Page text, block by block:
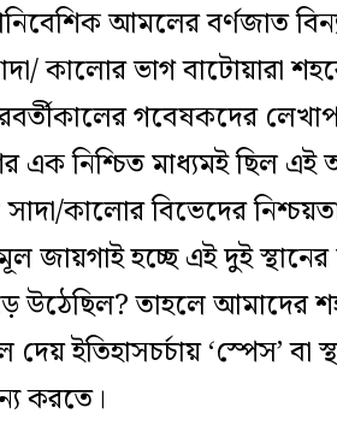
আমলের বর্ণজাত
কালোর ভাগ বাটোয়ারা
গবেষকদের
এক নিশ্চিত মাধ্যমই ছিল এই
সাদা/কালোর বিভেদের
মূলজায়গাই হচ্ছে এই দুই
উঠেছিল?তাহলে আমাদের
ইতিহাসচর্চায় ‘স্পেস’ বা
করতে।